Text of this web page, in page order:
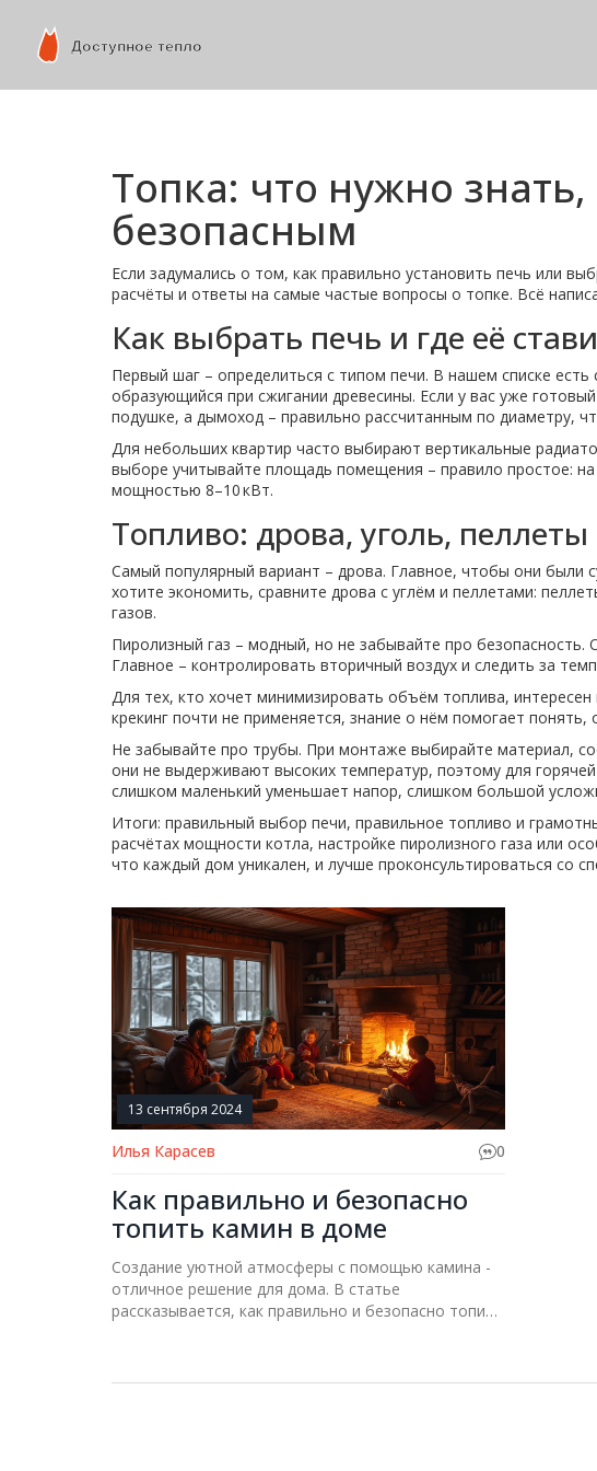
Топка: что нужно
безопасным
Если задумались о том, как правильно установить печь или
расчёты и ответы на самые частые вопросы о топке. Всё
Как выбрать печь и где её
Первый шаг – определиться с типом печи. В нашем списке
образующийся при сжигании древесины. Если у вас уже
подушке, а дымоход – правильно рассчитанным по диаметру,
Для небольших квартир часто выбирают вертикальные
выборе учитывайте площадь помещения – правило простое:
мощностью 8–10 кВт.
Топливо: дрова, уголь,
Самый популярный вариант – дрова. Главное, чтобы они были
хотите экономить, сравните дрова с углём и пеллетами:
газов.
Пиролизный газ – модный, но не забывайте про
Главное – контролировать вторичный воздух и следить за
Для тех, кто хочет минимизировать объём топлива,
крекинг почти не применяется, знание о нём помогает
Не забывайте про трубы. При монтаже выбирайте материал,
они не выдерживают высоких температур, поэтому для
слишком маленький уменьшает напор, слишком большой
Итоги: правильный выбор печи, правильное топливо и
расчётах мощности котла, настройке пиролизного газа или
что каждый дом уникален, и лучше проконсультироваться со
13 сентября 2024
Илья Карасев 0
Как правильно и безопасно
топить камин в доме
Создание уютной атмосферы с помощью камина -
отличное решение для дома. В статье
рассказывается, как правильно и безопасно топить